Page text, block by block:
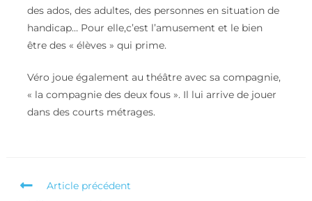
des ados, des adultes, des personnes en situation de
handicap… Pour elle,c’est l’amusement et le bien
être des « élèves » qui prime.
Véro joue également au théâtre avec sa compagnie,
« la compagnie des deux fous ». Il lui arrive de jouer
dans des courts métrages.
Article précédent